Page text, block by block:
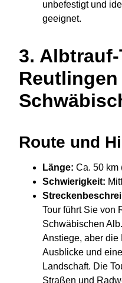
unbefestigt und
geeignet.
3.
Reutlingen
Route und
Länge: Ca. 50 km
Schwierigkeit:
Tour führt Sie von
Schwäbischen
Anstiege, aber
Ausblicke und
Landschaft. Die
Straßen und